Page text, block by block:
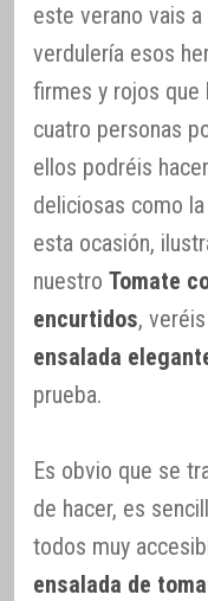
este verano vais
verdulería esos
firmes y rojos que
cuatro personas
ellos podréis
deliciosas como
esta ocasión,
nuestro Tomate
encurtidos,
ensalada
prueba.
Es obvio que se
de hacer, es
todos muy
ensalada de